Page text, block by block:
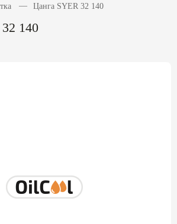
Цанга SYER 32 140
140